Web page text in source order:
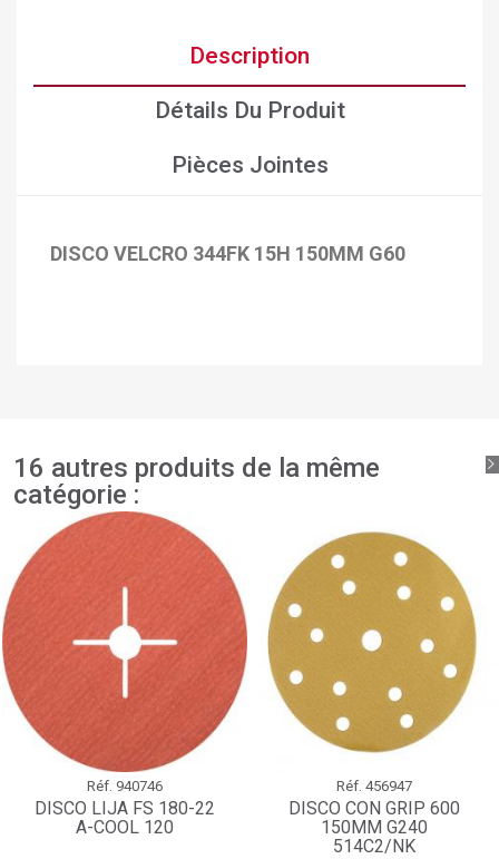
Créer une liste d'envies ×
Description
Détails Du Produit
Pièces Jointes
DISCO VELCRO 344FK 15H 150MM G60
16 autres produits de la même
catégorie :
Réf. 940746
DISCO LIJA FS 180-22
A-COOL 120
Réf. 456947
DISCO CON GRIP 600
150MM G240
514C2/NK